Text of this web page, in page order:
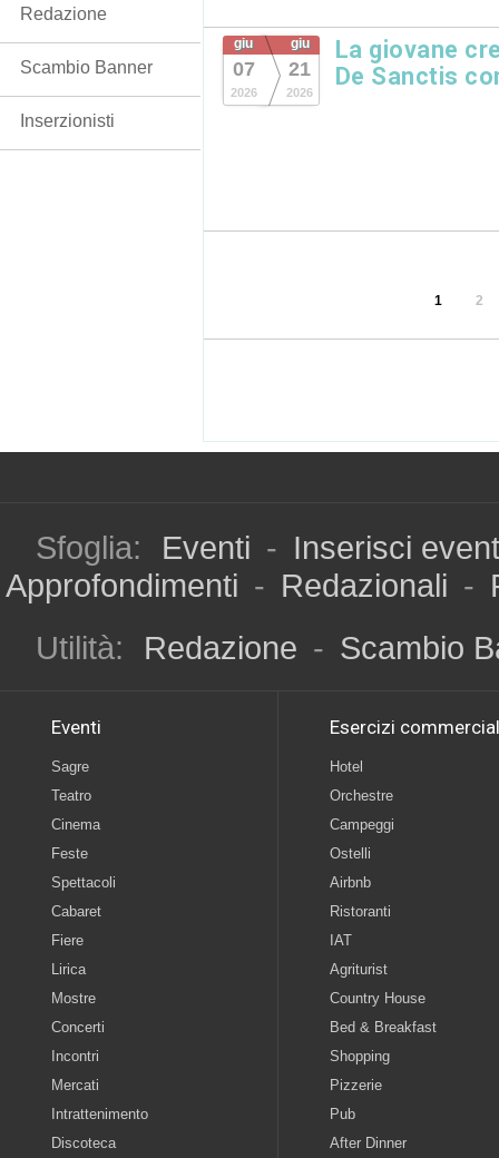
giu
07
2026
giu
21
2026
La giovane
De Sanctis
1 2
Redazione
Scambio Banner
Inserzionisti
Sfoglia: Eventi - Inserisci
Approfondimenti - Redazionali -
Utilità:
Redazione - Scambio
Eventi
Sagre
Teatro
Cinema
Feste
Spettacoli
Cabaret
Fiere
Lirica
Mostre
Concerti
Incontri
Mercati
Intrattenimento
Discoteca
Esercizi
Hotel
Orchestre
Campeggi
Ostelli
Airbnb
Ristoranti
IAT
Agriturist
Country House
Bed & Breakfast
Shopping
Pizzerie
Pub
After Dinner